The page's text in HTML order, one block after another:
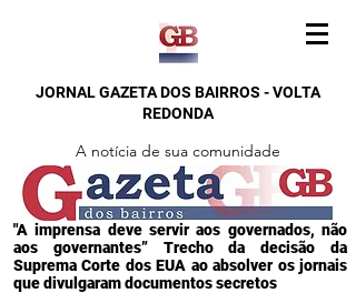
JORNAL GAZETA DOS BAIRROS - VOLTA
REDONDA
A notícia de sua comunidade
"A imprensa deve servir aos governados, não
aos governantes” Trecho da decisão da
Suprema Corte dos EUA ao absolver os jornais
que divulgaram documentos secretos